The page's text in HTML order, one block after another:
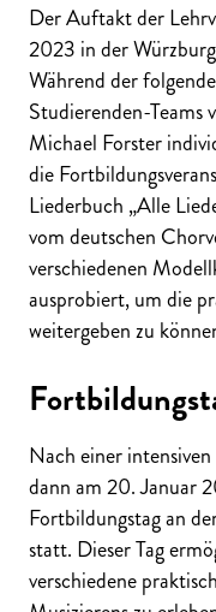
Der Auftakt der
2023 in der
Während der
Studierenden-
Michael Forster
die
Liederbuch „Alle
vom deutschen
verschiedenen
ausprobiert, um die
weitergeben zu
Nach einer
dann am 20. Januar
Fortbildungstag an
statt. Dieser Tag
verschiedene